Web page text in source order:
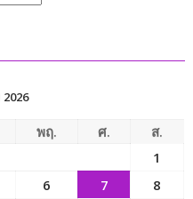
และ
ของ
พฤ. ศ.
ส.
1
6 7
8